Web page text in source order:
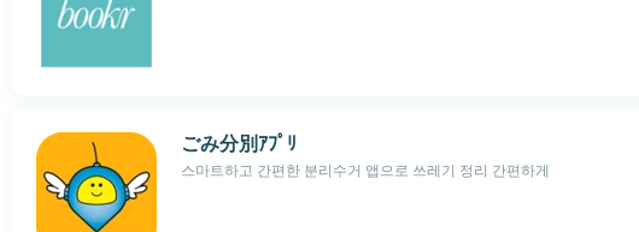
ごみ分別ｱﾌﾟﾘ
스마트하고 간편한 분리수거 앱으로 쓰레기 정리 간편하게